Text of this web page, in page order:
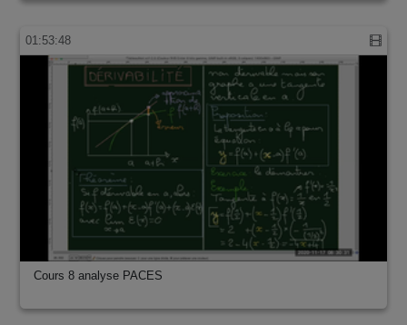
01:53:48
Cours 8 analyse PACES